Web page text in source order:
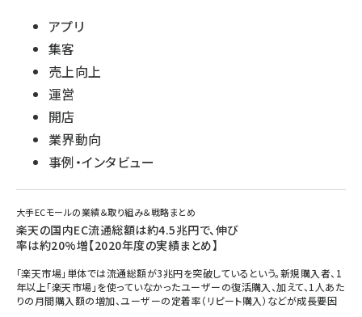
アプリ
集客
売上向上
運営
開店
業界動向
事例・インタビュー
大手ECモールの業績＆取り組み＆戦略まとめ
楽天の国内EC流通総額は約4.5兆円で、伸び
率は約20%増【2020年度の実績まとめ】
「楽天市場」単体では流通総額が3兆円を突破しているという。新規購入者、1
年以上「楽天市場」を使っていなかったユーザーの復活購入、加えて、1人あた
りの月間購入額の増加、ユーザーの定着率（リピート購入）などが成長要因